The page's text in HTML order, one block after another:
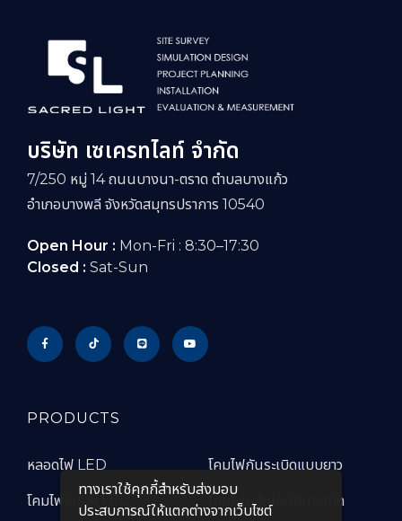
บริษัท เซเครทไลท์ จำกัด
7/250 หมู่ 14 ถนนบางนา-ตราด ตำบลบางแก้ว
อำเภอบางพลี จังหวัดสมุทรปราการ 10540
Open Hour : Mon-Fri : 8:30–17:30
Closed : Sat-Sun
PRODUCTS
หลอดไฟ LED
โคมไฟไฮเบย์ LED
โคมไฟกันระเบิดแบบยาว
โคมไฟฟลัดไลท์กันระเบิด
ทางเราใช้คุกกี้สําหรับส่งมอบ
ประสบการณ์ให้แตกต่างจากเว็บไซต์